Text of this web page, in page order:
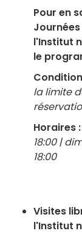
Pour en
l'Institut
le
la limite
Horaires :
18:00 |
18:00
Visites
l'Institut